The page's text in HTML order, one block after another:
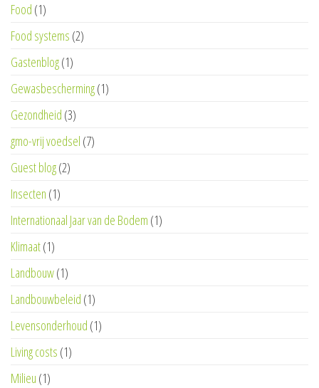
Food (1)
Food systems (2)
Gastenblog(1)
Gewasbescherming(1)
Gezondheid (3)
gmo-vrij voedsel (7)
Guest blog(2)
Insecten (1)
Internationaal Jaar van de Bodem (1)
Klimaat(1)
Landbouw(1)
Landbouwbeleid (1)
Levensonderhoud (1)
Living costs (1)
Milieu (1)